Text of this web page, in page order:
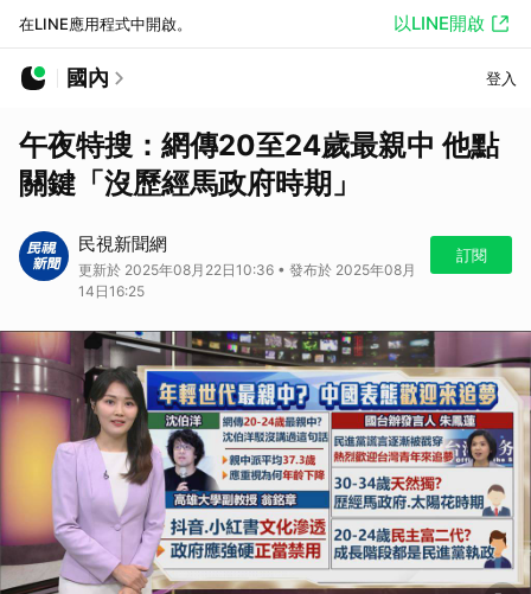
在LINE應用程式中開啟。 以LINE開啟
國內 登入
午夜特搜：網傳20至24歲最親中 他點
關鍵「沒歷經馬政府時期」
民視新聞網
更新於 2025年08月22日10:36 • 發布於 2025年08月
14日16:25
訂閱